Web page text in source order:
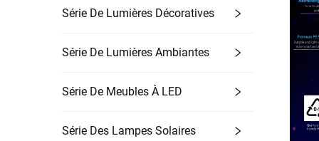
Série De Lumières Décoratives
Série De Lumières Ambiantes
Série De Meubles À LED
Série Des Lampes Solaires